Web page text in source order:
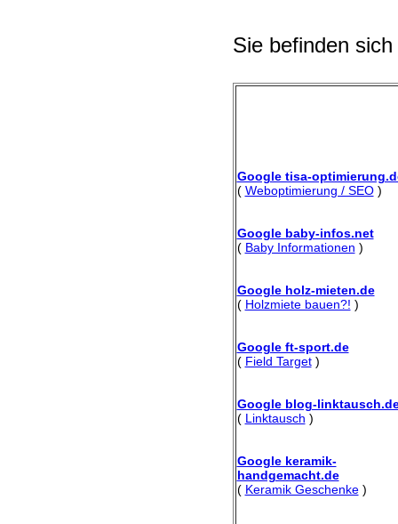
Sie befinden
Google tisa-
( Weboptimierung / SEO)
Google baby-infos.net
( Baby Informationen )
Google holz-mieten.de
( Holzmiete bauen?! )
Google ft-sport.de
( Field Target)
Google blog-
( Linktausch )
Google keramik-
handgemacht.de
( Keramik Geschenke)